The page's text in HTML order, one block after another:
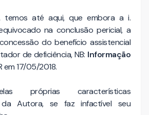
temos até aqui, que embora a i.
na conclusão pericial, a
do benefício assistencial
de deficiência, NB: Informação
em 17/05/2018.
próprias características
da Autora, se faz infactível seu